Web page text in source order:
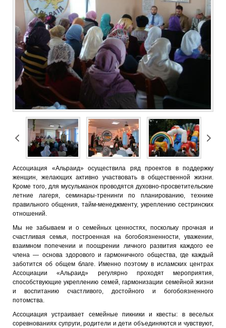
Ассоциация «Альраид» осуществила ряд проектов в поддержку
женщин, желающих активно участвовать в общественной жизни.
Кроме того, для мусульманок проводятся духовно-просветительские
летние лагеря, семинары-тренинги по планированию, технике
правильного общения, тайм-менеджменту, укреплению сестринских
отношений.
Мы не забываем и о семейных ценностях, поскольку прочная и
счастливая семья, построенная на богобоязненности, уважении,
взаимном попечении и поощрении личного развития каждого ее
члена — основа здорового и гармоничного общества, где каждый
заботится об общем благе. Именно поэтому в исламских центрах
Ассоциации «Альраид» регулярно проходят мероприятия,
способствующие укреплению семей, гармонизации семейной жизни
и воспитанию счастливого, достойного и богобоязненного
потомства.
Ассоциация устраивает семейные пикники и квесты: в веселых
соревнованиях супруги, родители и дети объединяются и чувствуют,